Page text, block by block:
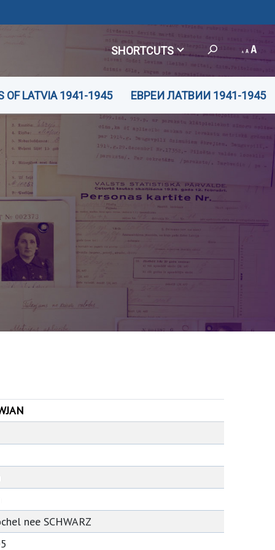
SHORTCUTS
OF LATVIA 1941-1945 ЕВРЕИ ЛАТВИИ 1941-1945
nee SCHWARZ